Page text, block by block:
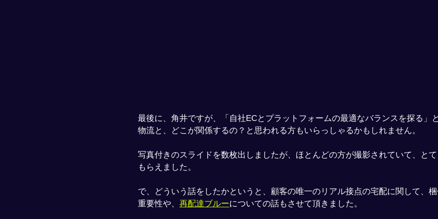
最後に、角井ですが、「自社ECとプラットフォームの最適なバランスを探る」
物流と、どこが関係するの？と思われる方もいらっしゃるかもしれません。
写真付きのスライドを数枚出しましたが、ほとんどの方が撮影されていて、と
もらえました。
で、どういう話をしたかというと、顧客の唯一のリアル接点の宅配に関して、
重要性や、 再配達ブルーについての話もさせて頂きました。